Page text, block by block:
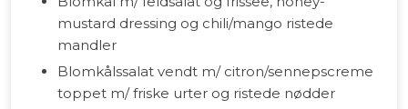
mustard dressing og chili/mango ristede
mandler
Blomkålssalat vendt m/ citron/sennepscreme
toppet m/ friske urter og ristede nødder